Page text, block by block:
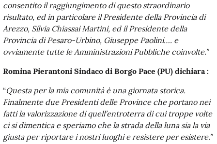
consentito il raggiungimento di questo straordinario
risultato, ed in particolare il Presidente della Provincia di
Arezzo, Silvia Chiassai Martini, ed il Presidente della
Provincia di Pesaro-Urbino, Giuseppe Paolini…. e
ovviamente tutte le Amministrazioni Pubbliche coinvolte.”
Romina Pierantoni Sindaco di Borgo Pace (PU) dichiara :
“Questa per la mia comunità è una giornata storica.
Finalmente due Presidenti delle Province che portano nei
fatti la valorizzazione di quell’entroterra di cui troppe volte
ci si dimentica e speriamo che la strada della luna sia la via
giusta per riportare i nostri luoghi e resistere per esistere.”